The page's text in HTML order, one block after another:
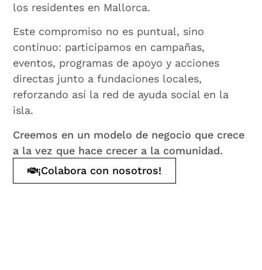
los residentes en Mallorca.
Este compromiso no es puntual, sino
continuo: participamos en campañas,
eventos, programas de apoyo y acciones
directas junto a fundaciones locales,
reforzando así la red de ayuda social en la
isla.
Creemos en un modelo de negocio que crece
a la vez que hace crecer a la comunidad.
¡Colabora con nosotros!